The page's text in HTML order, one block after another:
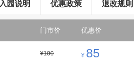
入园说明 优惠政策 退改规则
门市价 优惠价
¥100 ¥ 85